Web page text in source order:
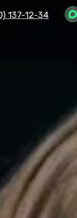
Забронировать
Забронировать